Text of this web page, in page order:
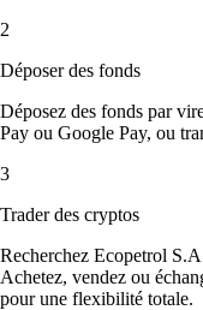
2
Déposer des fonds
Déposez des fonds par
Pay ou Google Pay, ou
3
Trader des cryptos
Recherchez Ecopetrol
Achetez, vendez ou
pour une flexibilité totale.